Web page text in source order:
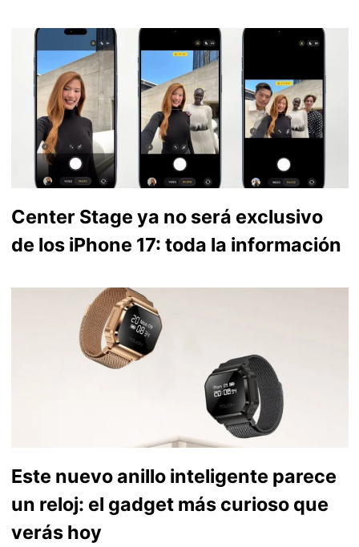
Center Stage ya no será exclusivo
de los iPhone 17: toda la información
Este nuevo anillo inteligente parece
un reloj: el gadget más curioso que
verás hoy